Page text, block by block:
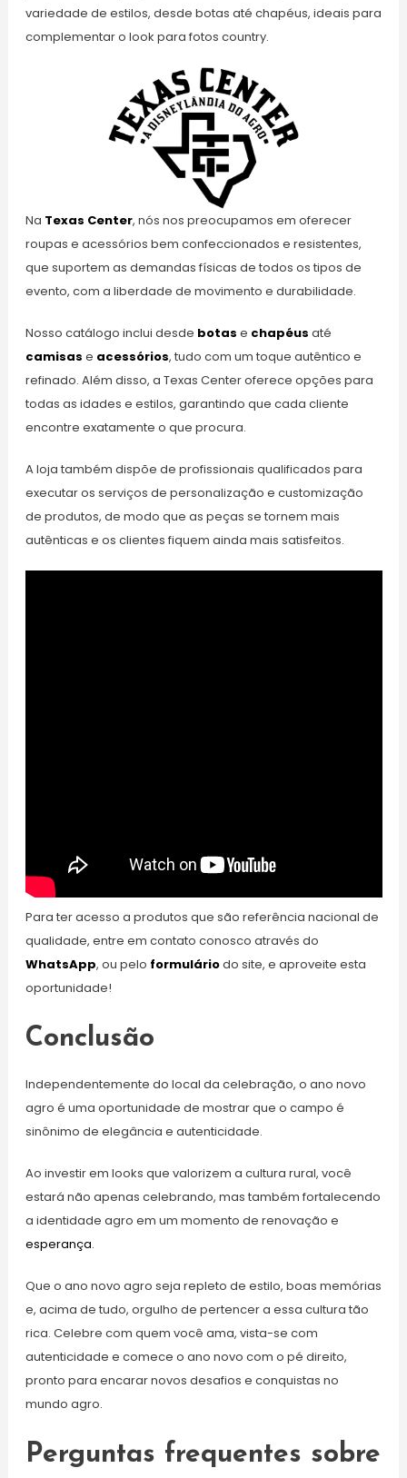
variedade de estilos, desde botas até chapéus, ideais para
complementar o look para fotos country.
Na Texas Center, nós nos preocupamos em oferecer
roupas e acessórios bem confeccionados e resistentes,
que suportem as demandas físicas de todos os tipos de
evento, com a liberdade de movimento e durabilidade.
Nosso catálogo inclui desde botas e chapéus até
camisas e acessórios, tudo com um toque autêntico e
refinado. Além disso, a Texas Center oferece opções para
todas as idades e estilos, garantindo que cada cliente
encontre exatamente o que procura.
A loja também dispõe de profissionais qualificados para
executar os serviços de personalização e customização
de produtos, de modo que as peças se tornem mais
autênticas e os clientes fiquem ainda mais satisfeitos.
Para ter acesso a produtos que são referência nacional de
qualidade, entre em contato conosco através do
WhatsApp, ou pelo formuláriodo site, e aproveite esta
oportunidade!
Conclusão
Independentemente do local da celebração, o ano novo
agro é uma oportunidade de mostrar que o campo é
sinônimo de elegância e autenticidade.
Ao investir em looks que valorizem a cultura rural, você
estará não apenas celebrando, mas também fortalecendo
a identidade agro em um momento de renovação e
esperança.
Que o ano novo agro seja repleto de estilo, boas memórias
e, acima de tudo, orgulho de pertencer a essa cultura tão
rica. Celebre com quem você ama, vista-se com
autenticidade e comece o ano novo com o pé direito,
pronto para encarar novos desafios e conquistas no
mundo agro.
Perguntas frequentes sobre